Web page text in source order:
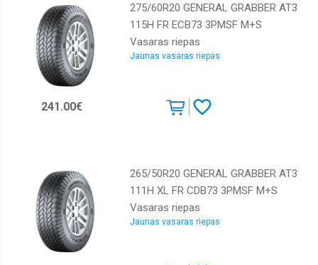
275/60R20 GENERAL GRABBER AT3
115H FR ECB73 3PMSF M+S
Vasaras riepas
Jaunas vasaras riepas
241.00€
265/50R20 GENERAL GRABBER AT3
111H XL FR CDB73 3PMSF M+S
Vasaras riepas
Jaunas vasaras riepas